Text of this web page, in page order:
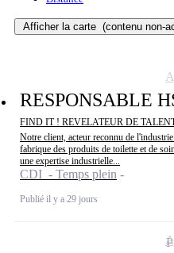
Afficher la carte (contenu non-
RESPONSABLE
FIND IT ! REVELATEUR DE
Notre client, acteur reconnu de
fabrique des produits de toilette et de
une expertise industrielle...
CDI - Temps plein
Publié il y a 29 jours